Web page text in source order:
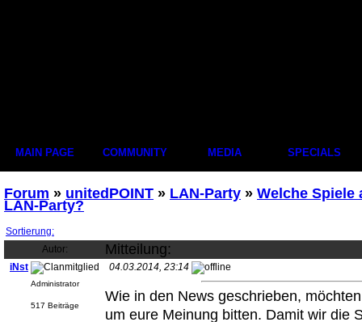
MAIN PAGE COMMUNITY MEDIA SPECIALS
Forum » unitedPOINT » LAN-Party » Welche Spiele
LAN-Party?
Sortierung:
Autor:
Mitteilung:
iNst
Administrator
517 Beiträge
04.03.2014, 23:14
Wie in den News geschrieben,
um eure Meinung bitten. Damit wir die